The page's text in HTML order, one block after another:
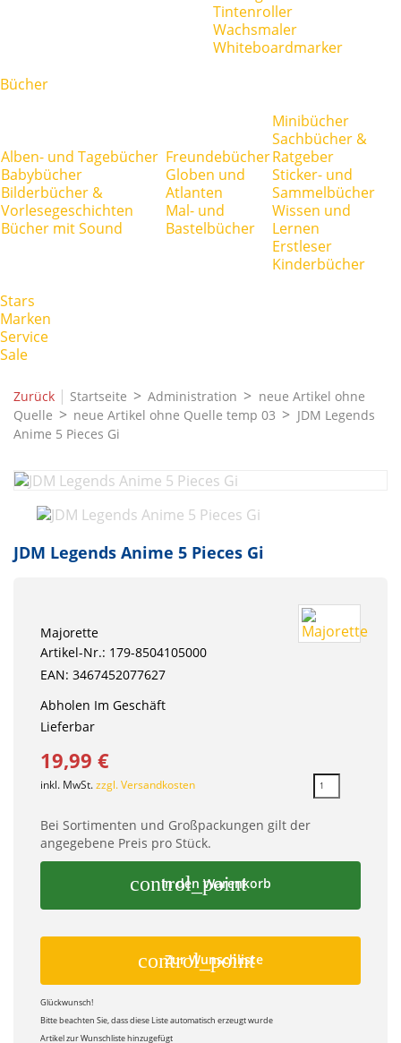
Tintenroller
Wachsmaler
Whiteboardmarker
Bücher
Alben- und Tagebücher
Babybücher
Bilderbücher &
Vorlesegeschichten
Bücher mit Sound
Freundebücher
Globen und
Atlanten
Mal- und
Bastelbücher
Minibücher
Sachbücher &
Ratgeber
Sticker- und
Sammelbücher
Wissen und
Lernen
Erstleser
Kinderbücher
Stars
Marken
Service
Sale
Zurück | Startseite Administration
neue Artikel ohne
Quelle
neue Artikel ohne Quelle temp 03
JDM Legends
Anime 5 Pieces Gi
JDM Legends Anime 5 Pieces Gi
Majorette
Artikel-Nr.: 179-8504105000
EAN: 3467452077627
Abholen Im Geschäft
Lieferbar
19,99 €
inkl. MwSt.zzgl. Versandkosten
Bei Sortimenten und Großpackungen gilt der
angegebene Preis pro Stück.
control_point
In den Warenkorb
control_point
Zur Wunschliste
Glückwunsch!
Bitte beachten Sie, dass diese Liste automatisch erzeugt wurde
Artikel zur Wunschliste hinzugefügt